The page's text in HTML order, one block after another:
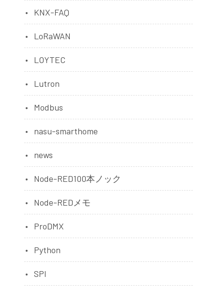
KNX-FAQ
LoRaWAN
LOYTEC
Lutron
Modbus
nasu-smarthome
news
Node-RED100本ノック
Node-REDメモ
ProDMX
Python
SPI